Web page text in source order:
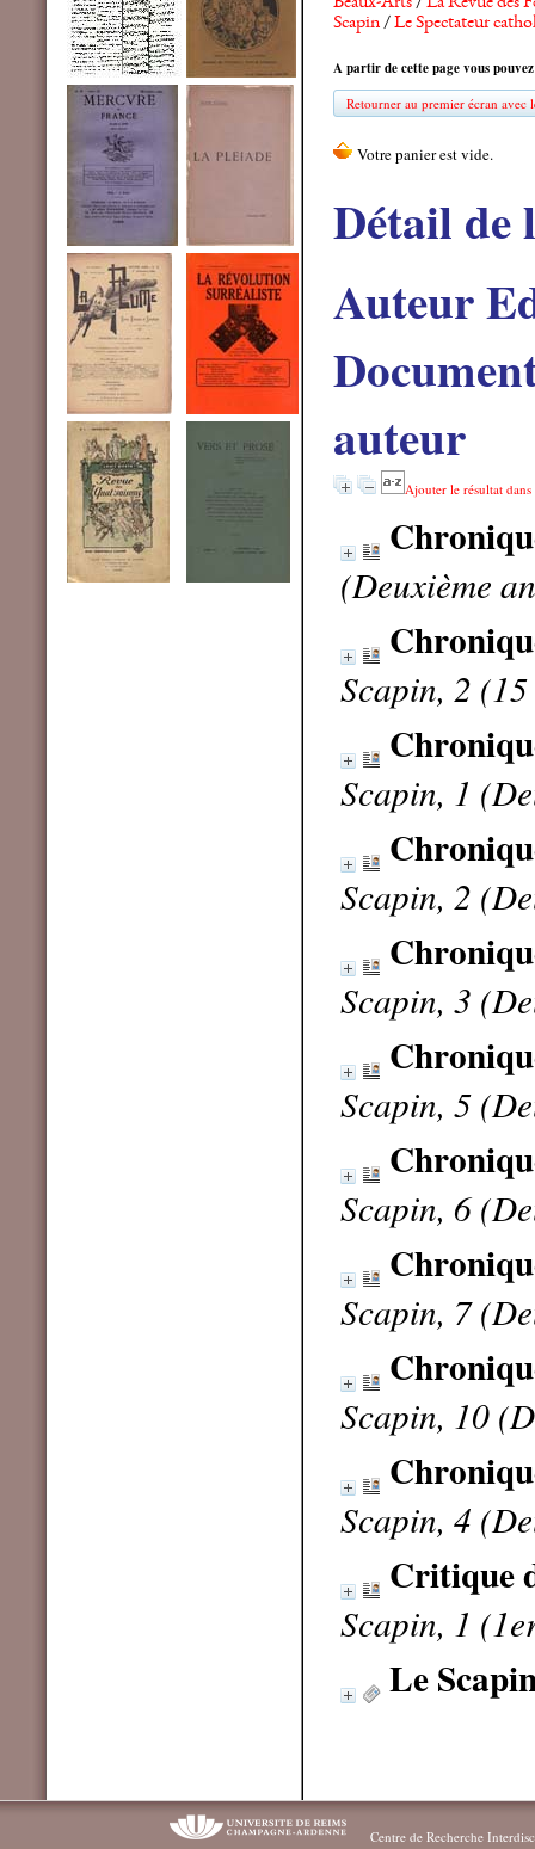
Scapin/Le Spectateur
A partir de cette page vous
Retourner au premier écran avec
Détail de
Auteur
auteur
Ajouter le résultat
(Deuxième
Scapin, 2
Scapin, 1
Scapin, 2
Scapin, 3
Scapin, 5
Scapin, 6
Scapin, 7
Scapin, 10
Scapin, 4
Critique
Scapin, 1
Le
Centre de Recherche